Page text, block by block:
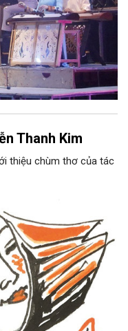
Thanh Kim
thiệu chùm thơ của tác